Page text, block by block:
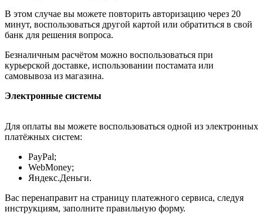
В этом случае вы можете повторить авторизацию через 20
минут, воспользоваться другой картой или обратиться в свой
банк для решения вопроса.
Безналичным расчётом можно воспользоваться при
курьерской доставке, использовании постамата или
самовывоза из магазина.
Электронные системы
Для оплаты вы можете воспользоваться одной из электронных
платёжных систем:
PayPal;
WebMoney;
Яндекс.Деньги.
Вас перенаправит на страницу платежного сервиса, следуя
инструкциям, заполните правильную форму.